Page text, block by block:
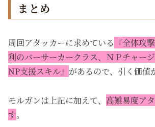
まとめ
周回アタッカーに求めている 『全体攻
利のバーサーカークラス、ＮＰチャー
NP支援スキル』 があるので、引く価値
モルガンは上記に加えて、 高難易度ア
す。